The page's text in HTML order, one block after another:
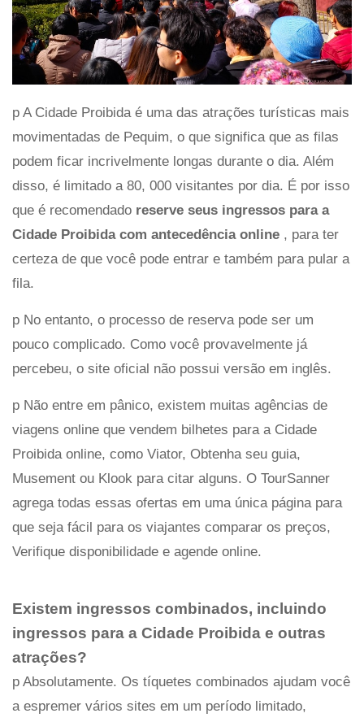
p A Cidade Proibida é uma das atrações turísticas mais
movimentadas de Pequim, o que significa que as filas
podem ficar incrivelmente longas durante o dia. Além
disso, é limitado a 80, 000 visitantes por dia. É por isso
que é recomendado reserve seus ingressos para a
Cidade Proibida com antecedência online , para ter
certeza de que você pode entrar e também para pular a
fila.
p No entanto, o processo de reserva pode ser um
pouco complicado. Como você provavelmente já
percebeu, o site oficial não possui versão em inglês.
p Não entre em pânico, existem muitas agências de
viagens online que vendem bilhetes para a Cidade
Proibida online, como Viator, Obtenha seu guia,
Musement ou Klook para citar alguns. O TourSanner
agrega todas essas ofertas em uma única página para
que seja fácil para os viajantes comparar os preços,
Verifique disponibilidade e agende online.
Existem ingressos combinados, incluindo
ingressos para a Cidade Proibida e outras
atrações?
p Absolutamente. Os tíquetes combinados ajudam você
a espremer vários sites em um período limitado,